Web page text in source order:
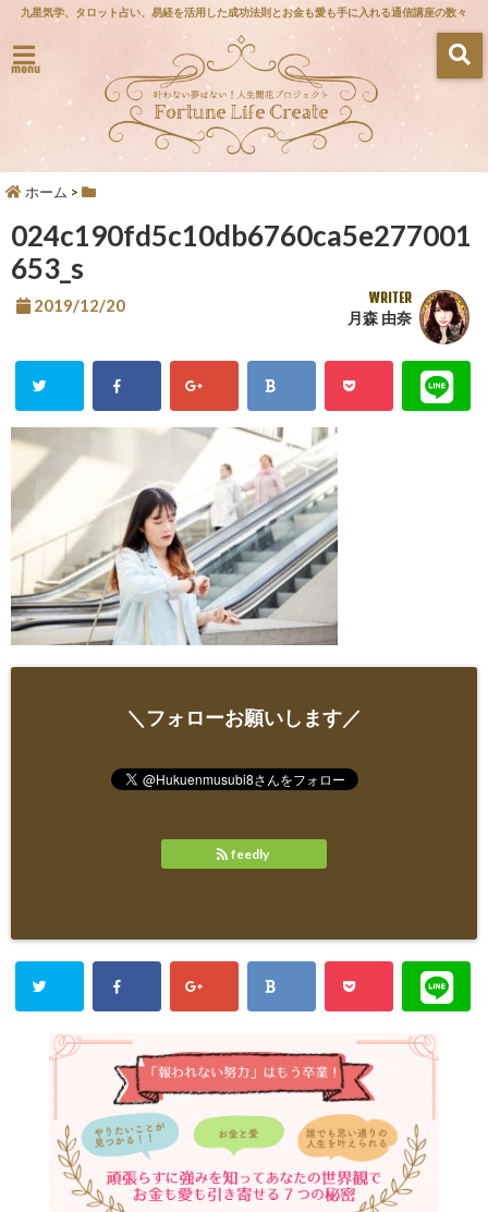
九星気学、タロット占い、易経を活用した成功法則とお金も愛も手に入れる通信講座の数々
menu
ホーム >
024c190fd5c10db6760ca5e277001
653_s
2019/12/20 WRITER
月森 由奈
＼フォローお願いします／
feedly